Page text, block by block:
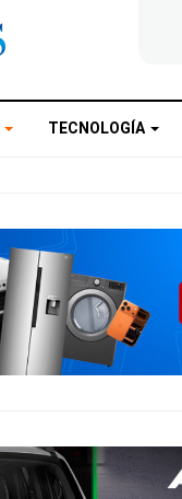
TECNOLOGÍA